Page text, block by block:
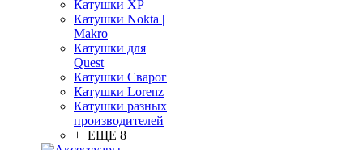
Катушки XP
Катушки Nokta |
Makro
Катушки для
Quest
Катушки Сварог
Катушки Lorenz
Катушки разных
производителей
+ ЕЩЕ 8